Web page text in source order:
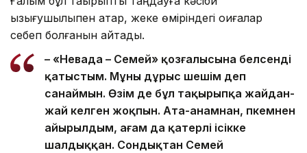
қызығушылықпен қатар, жеке өміріндегі оқиғалар
себеп болғанын айтады.
– «Невада – Семей» қозғалысына белсенді
қатыстым. Мұны дұрыс шешім деп
санаймын. Өзім де бұл тақырыпқа жайдан-
жай келген жоқпын. Ата-анамнан, әпкемнен
айырылдым, ағам да қатерлі ісікке
шалдыққан. Сондықтан Семей